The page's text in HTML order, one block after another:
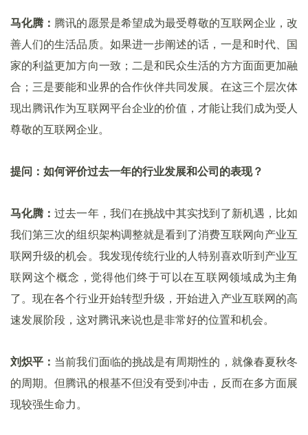
马化腾： 腾讯的愿景是希望成为最受尊敬的互联网企业，改
善人们的生活品质。如果进一步阐述的话，一是和时代、国
家的利益更加方向一致；二是和民众生活的方方面面更加融
合；三是要能和业界的合作伙伴共同发展。在这三个层次体
现出腾讯作为互联网平台企业的价值，才能让我们成为受人
尊敬的互联网企业。
提问：如何评价过去一年的行业发展和公司的表现？
马化腾：过去一年，我们在挑战中其实找到了新机遇，比如
我们第三次的组织架构调整就是看到了消费互联网向产业互
联网升级的机会。我发现传统行业的人特别喜欢听到产业互
联网这个概念，觉得他们终于可以在互联网领域成为主角
了。现在各个行业开始转型升级，开始进入产业互联网的高
速发展阶段，这对腾讯来说也是非常好的位置和机会。
刘炽平： 当前我们面临的挑战是有周期性的，就像春夏秋冬
的周期。但腾讯的根基不但没有受到冲击，反而在多方面展
现较强生命力。